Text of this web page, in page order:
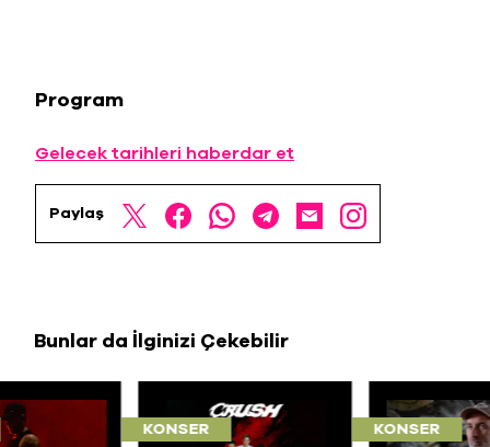
Program
Gelecek tarihleri haberdar et
Paylaş
Bunlar da İlginizi Çekebilir
KONSER KONSER